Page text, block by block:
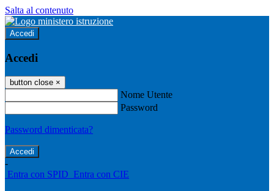
Salta al contenuto
Accedi
Accedi
button close ×
Nome Utente
Password
Password dimenticata?
-
Entra con SPID Entra con CIE